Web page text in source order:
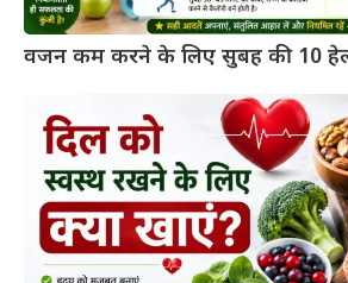
वजन कम करने के लिए सुबह की 10